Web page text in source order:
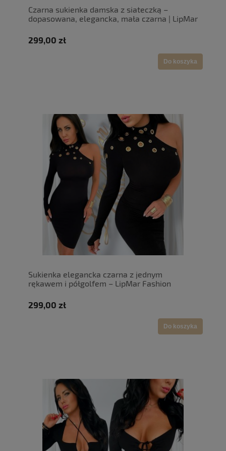
Czarna sukienka damska z siateczką –
dopasowana, elegancka, mała czarna | LipMar
299,00 zł
Do koszyka
Sukienka elegancka czarna z jednym
rękawem i półgolfem – LipMar Fashion
299,00 zł
Do koszyka